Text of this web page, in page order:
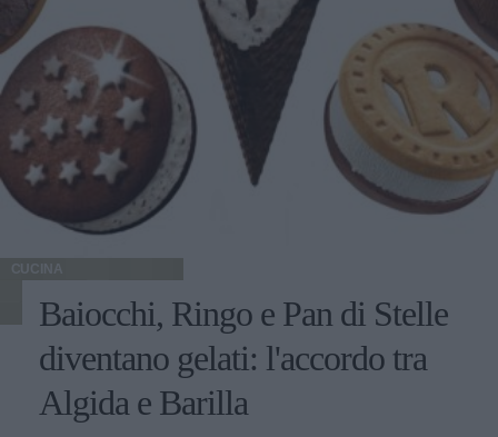
CUCINA
Baiocchi, Ringo e Pan di Stelle
diventano gelati: l'accordo tra
Algida e Barilla